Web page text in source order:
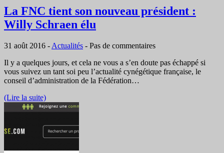
La FNC tient son nouveau président :
Willy Schraen élu
31 août 2016 - Actualités - Pas de commentaires
Il y a quelques jours, et cela ne vous a s’en doute pas échappé si
vous suivez un tant soi peu l’actualité cynégétique française, le
conseil d’administration de la Fédération…
(Lire la suite)